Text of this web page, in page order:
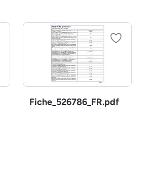
Fiche_526786_FR.pdf